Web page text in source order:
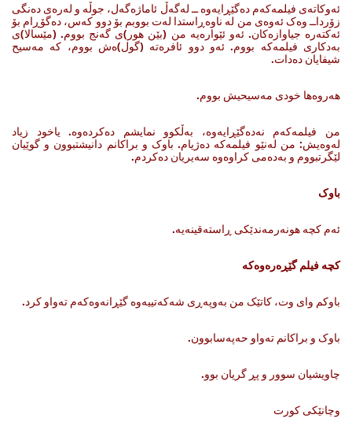
ئه‌وکاته‌ی فیلمه‌که‌م ده‌گێڕایه‌وه‌ ــ له‌گه‌ڵ ئاماژه‌گه‌ل، جوڵه‌ و له‌ره‌ی ده‌نگی
زۆرداــ وه‌ک ئه‌وه‌ی من له‌ ناوه‌ڕاستدا له‌ت بووبم بۆ دوو که‌س، ده‌گۆڕام بۆ
ئه‌کته‌ره‌ جیاوازه‌کان. ئه‌و ئێواره‌یه‌ من (بێن هور)ی گه‌نج بووم. (مێسالا)ی
به‌دکاری فیلمه‌که‌ بووم. ئه‌و دوو ئافره‌ته‌ (گول)ه‌ش بووم، که‌ مه‌سیح
شیفایان ده‌دات.
هه‌روه‌ها خودی مه‌سیحیش بووم.
من فیلمه‌که‌م نه‌ده‌گێڕایه‌وه‌، به‌ڵکوو نمایشم ده‌کرده‌وه‌. یاخود زیاد
له‌وه‌یش: من له‌نێو فیلمه‌که‌ ده‌ژیام. باوک ‌و براکانم دانیشتبوون‌ و گوێیان
لێگرتبووم‌ و به‌ده‌می کراوه‌وه‌ سه‌یریان ده‌کردم.
باوک
ئە‌م کچه‌ هونه‌رمه‌ندێکی ڕاسته‌قینه‌یه‌.
کچە فیلم گێڕەرەوەکە
باوکم وای وت، کاتێک من به‌وپه‌ڕی شه‌که‌تییه‌وه‌ گێڕانه‌وه‌که‌م ته‌واو کرد.
باوک ‌و براکانم ته‌واو حه‌په‌سابوون.
چاویشیان سوور و پڕ گریان بوو.
وچانێکی کورت